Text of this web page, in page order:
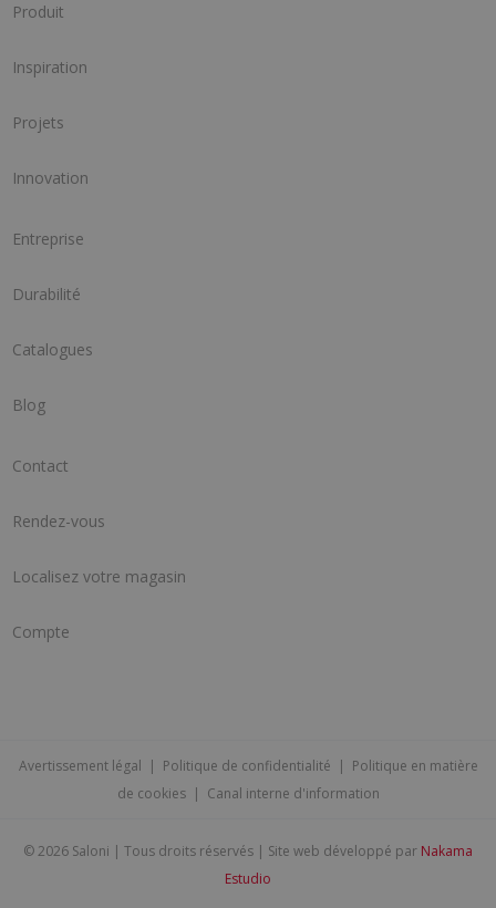
Produit
Inspiration
Projets
Innovation
Entreprise
Durabilité
Catalogues
Blog
Contact
Rendez-vous
Localisez votre magasin
Compte
Avertissement légal | Politique de confidentialité | Politique en matière
de cookies| Canal interne d'information
©2026 Saloni | Tous droits réservés | Site web développé par Nakama
Estudio